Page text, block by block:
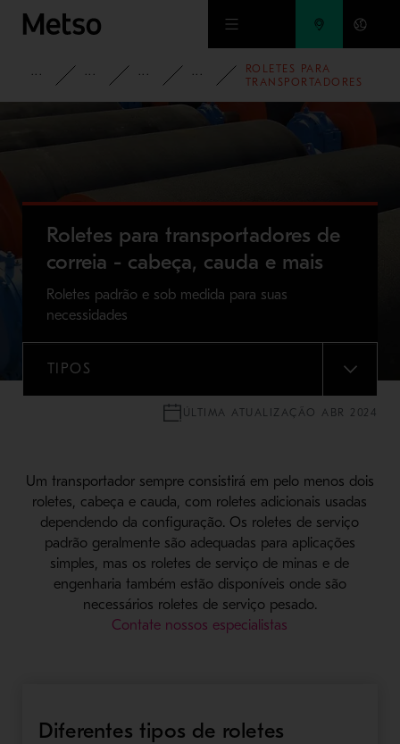
Ir para o conteúdo principal
PRODUTOS E SERVICOS
PEÇAS DE DESGASTE E REPOSIÇÃO
PEÇAS PARA TRANSPORTADORES
COMPONENTES DO
ROLETES PARA
TRANSPORTADORES
CABEÇA, CAUDA E
Roletes para transportadores de
correia - cabeça, cauda e mais
Roletes padrão e sob medida para suas
necessidades
TIPOS
MENU
ÚLTIMA ATUALIZAÇÃO ABR 2024
Um transportador sempre consistirá em pelo menos dois
roletes, cabeça e cauda, com roletes adicionais usadas
dependendo da configuração. Os roletes de serviço
padrão geralmente são adequadas para aplicações
simples, mas os roletes de serviço de minas e de
engenharia também estão disponíveis onde são
necessários roletes de serviço pesado.
Contate nossos especialistas
Diferentes tipos de roletes